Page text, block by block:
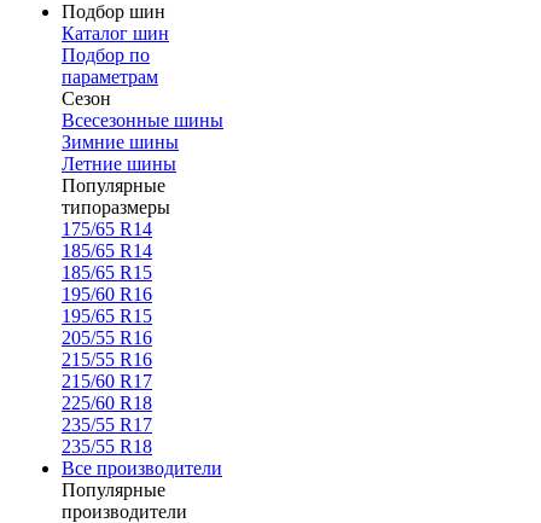
Подбор шин
Каталог шин
Подбор по
параметрам
Сезон
Всесезонные шины
Зимние шины
Летние шины
Популярные
типоразмеры
175/65 R14
185/65 R14
185/65 R15
195/60 R16
195/65 R15
205/55 R16
215/55 R16
215/60 R17
225/60 R18
235/55 R17
235/55 R18
Все производители
Популярные
производители